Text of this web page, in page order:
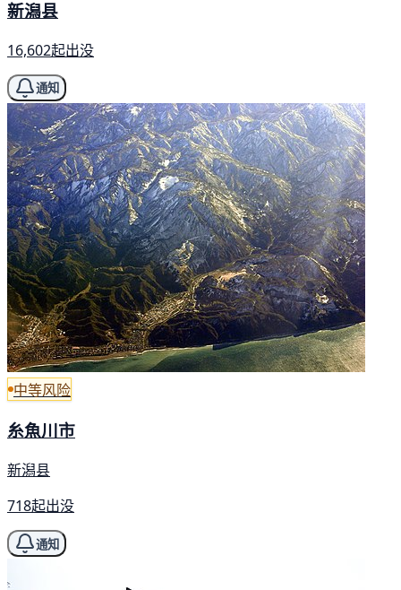
新潟县
16,602起出没
通知
中等风险
糸魚川市
新潟县
718起出没
通知